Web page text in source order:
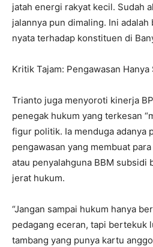
jatah energi rakyat kecil. Sudah
jalannya pun dimaling. Ini
nyata terhadap konstituen di
Kritik Tajam: Pengawasan Hanya
Trianto juga menyoroti kinerja
penegak hukum yang terkesan
figur politik. Ia menduga adanya
pengawasan yang membuat
atau penyalahguna BBM subsidi
jerat hukum.
“Jangan sampai hukum hanya
pedagang eceran, tapi bertekuk
tambang yang punya kartu